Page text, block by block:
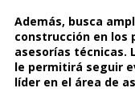
Además, busca
construcción en los
asesorías técnicas.
le permitirá seguir
líder en el área de